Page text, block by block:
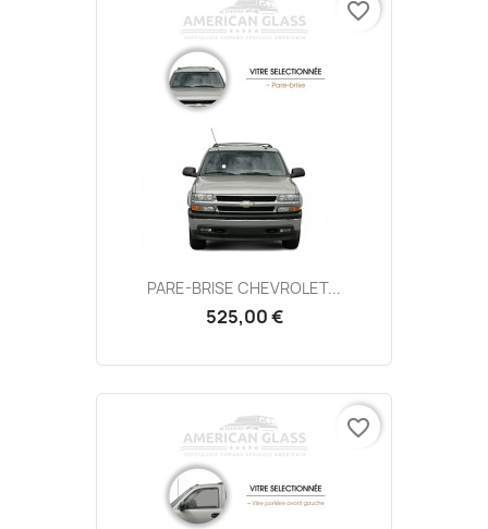
PARE-BRISE CHEVROLET...
525,00 €
favorite_border
favorite_border